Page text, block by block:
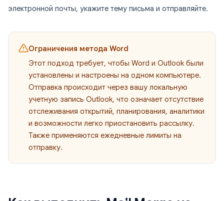
электронной почты, укажите тему письма и отправляйте.
Ограничения метода Word
Этот подход требует, чтобы Word и Outlook были
установлены и настроены на одном компьютере.
Отправка происходит через вашу локальную
учетную запись Outlook, что означает отсутствие
отслеживания открытий, планирования, аналитики
и возможности легко приостановить рассылку.
Также применяются ежедневные лимиты на
отправку.